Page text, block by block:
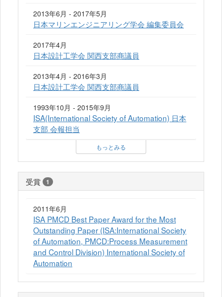
2013年6月 - 2017年5月
日本マリンエンジニアリング学会 編集委員会
2017年4月
日本設計工学会 関西支部商議員
2013年4月 - 2016年3月
日本設計工学会 関西支部商議員
1993年10月 - 2015年9月
ISA(International Society of Automation) 日本
支部 会報担当
もっとみる
受賞 1
2011年6月
ISA PMCD Best Paper Award for the Most
Outstanding Paper (ISA:International Society
of Automation, PMCD:Process Measurement
and Control Division) International Society of
Automation